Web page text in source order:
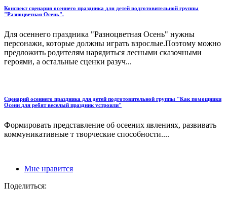
Конспект сценария осеннего праздника для детей подготовительной группы
"Разноцветная Осень".
Для осеннего праздника "Разноцветная Осень" нужны
персонажи, которые должны играть взрослые.Поэтому можно
предложить родителям нарядиться лесными сказочными
героями, а остальные сценки разуч...
Сценарий осеннего праздника для детей подготовительной группы "Как помощники
Осени для ребят веселый праздник устроили"
Формировать представление об осеених явлениях, развивать
коммуникативные т творческие способности....
Мне нравится
Поделиться: